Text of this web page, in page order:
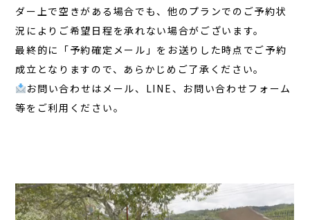
ダー上で空きがある場合でも、他のプランでのご予約状
況によりご希望日程を承れない場合がございます。
最終的に「予約確定メール」をお送りした時点でご予約
成立となりますので、あらかじめご了承ください。
お問い合わせはメール、LINE、お問い合わせフォーム
等をご利用ください。